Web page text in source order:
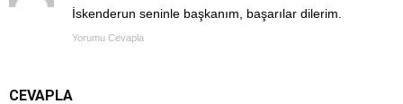
İskenderun seninle başkanım, başarılar dilerim.
Yorumu Cevapla
CEVAPLA